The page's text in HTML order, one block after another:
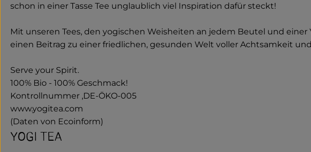
schon in einer Tasse Tee unglaublich viel Inspiration dafür steckt!
Mit unseren Tees, den yogischen Weisheiten an jedem Beutel und
einen Beitrag zu einer friedlichen, gesunden Welt voller Achtsamkeit
Serve your Spirit.
100% Bio - 100% Geschmack!
Kontrollnummer ,DE-ÖKO-005
www.yogitea.com
(Daten von Ecoinform)
YOGI TEA